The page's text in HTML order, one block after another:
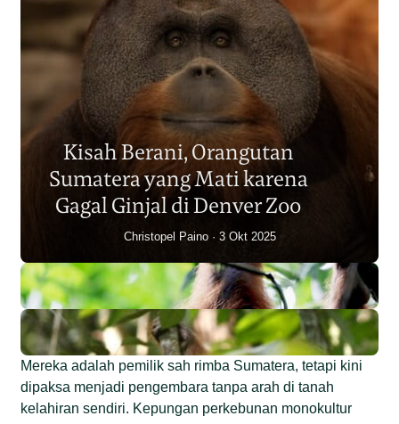
Populasi Orangutan
Sumatera Berkurang 2.700
Individu dalam Satu Dekade?
Junaidi Hanafiah 14 Jul 2026
Kisah Berani, Orangutan
Sumatera yang Mati karena
Gagal Ginjal di Denver Zoo
Christopel Paino 3 Okt 2025
Mereka adalah pemilik sah rimba Sumatera, tetapi kini
dipaksa menjadi pengembara tanpa arah di tanah
kelahiran sendiri. Kepungan perkebunan monokultur